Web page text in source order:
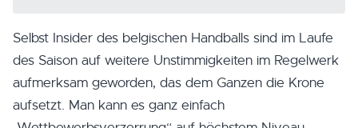
Selbst Insider des belgischen Handballs sind im Laufe
des Saison auf weitere Unstimmigkeiten im Regelwerk
aufmerksam geworden, das dem Ganzen die Krone
aufsetzt. Man kann es ganz einfach